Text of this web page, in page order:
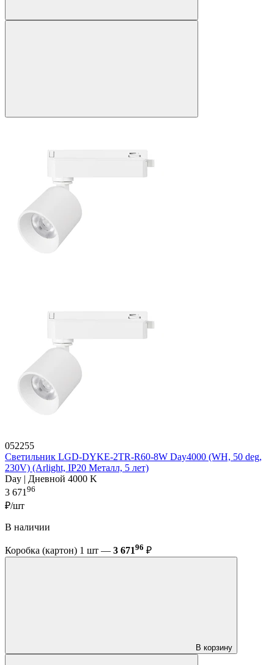
052255
Светильник LGD-DYKE-2TR-R60-8W Day4000 (WH, 50 deg,
230V) (Arlight, IP20 Металл, 5 лет)
Day | Дневной 4000 K
3 67196
₽/шт
В наличии
Коробка (картон) 1 шт — 3 67196 ₽
В корзину